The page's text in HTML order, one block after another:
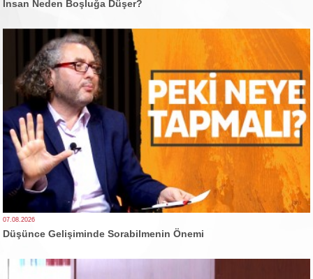
İnsan Neden Boşluğa Düşer?
07.08.2026
Düşünce Gelişiminde Sorabilmenin Önemi